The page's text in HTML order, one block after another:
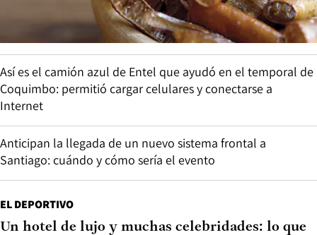
Así es el camión azul de Entel que ayudó en el temporal de
Coquimbo: permitió cargar celulares y conectarse a
Internet
Anticipan la llegada de un nuevo sistema frontal a
Santiago: cuándo y cómo sería el evento
EL DEPORTIVO
Un hotel de lujo y muchas celebridades: lo que